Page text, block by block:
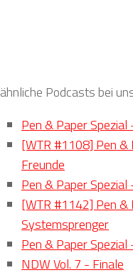
ähnliche Podcasts bei
Pen & Paper
[WTR #1108] Pen &
Freunde
Pen & Paper
[WTR #1142] Pen &
Systemsprenger
Pen & Paper
NDW Vol. 7 - Finale